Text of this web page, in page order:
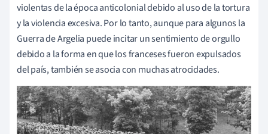
violentas de la época anticolonial debido al uso de la tortura
y la violencia excesiva. Por lo tanto, aunque para algunos la
Guerra de Argelia puede incitar un sentimiento de orgullo
debido a la forma en que los franceses fueron expulsados
del país, también se asocia con muchas atrocidades.